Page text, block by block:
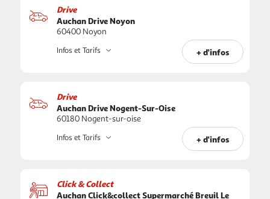
Drive
Auchan Drive Noyon
60400 Noyon
+ d'infos
Infos et Tarifs
Drive
Auchan Drive Nogent-Sur-Oise
60180 Nogent-sur-oise
+ d'infos
Infos et Tarifs
Click & Collect
Auchan Click&collect Supermarché Breuil Le